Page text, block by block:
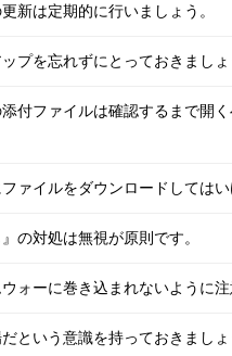
新は定期的に行いましょう。
プを忘れずにとっておきましょ
添付ファイルは確認するまで開
ァイルをダウンロードしてはい
』の対処は無視が原則です。
ォーに巻き込まれないように注
という意識を持っておきましょ